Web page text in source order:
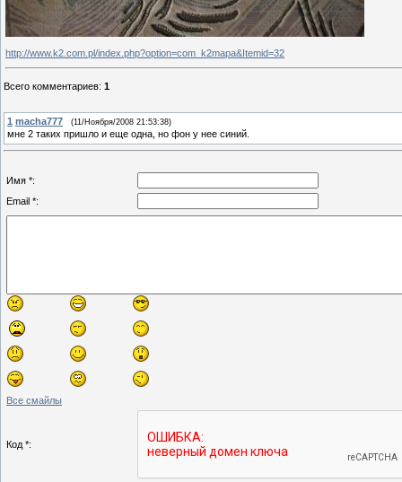
http://www.k2.com.pl/index.php?option=com_k2mapa&Itemid=32
Всего комментариев: 1
1 macha777 (11/Ноября/2008 21:53:38)
мне 2 таких пришло и еще одна, но фон у нее синий.
Имя *:
Email *:
Все смайлы
Код *: